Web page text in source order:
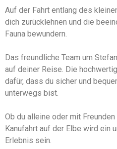
Auf der Fahrt entlang des
dich zurücklehnen und die
Fauna bewundern.
Das freundliche Team um
auf deiner Reise. Die
dafür, dass du sicher und
unterwegs bist.
Ob du alleine oder mit
Kanufahrt auf der Elbe wird ein
Erlebnis sein.